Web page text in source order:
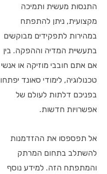
התנסות מעשית ותמיכה
מקצועית, ניתן להתפתח
במהירות לתפקידים מבוקשים
בתעשיית המדיה וההפקה. בין
אם אתם חובבי מוזיקה או אנשי
טכנולוגיה, לימודי סאונד יפתחו
בפניכם דלתות לעולם של
אפשרויות חדשות.
אל תפספסו את ההזדמנות
להשתלב בתחום המרתק
והמתפתח הזה. למידע נוסף